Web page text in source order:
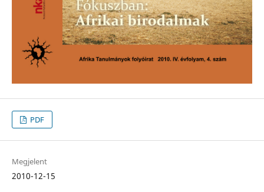
PDF
Megjelent
2010-12-15